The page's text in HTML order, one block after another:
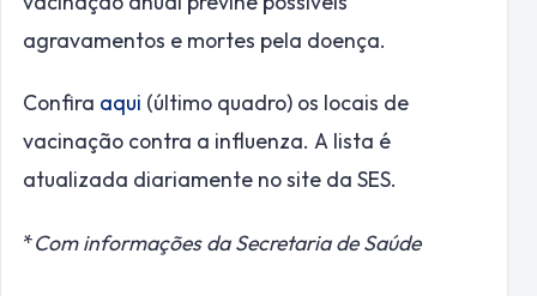
agravamentos e mortes pela doença.
Confira aqui (último quadro) os locais de
vacinação contra a influenza. A lista é
atualizada diariamente no site da SES.
*Com informações da Secretaria de Saúde